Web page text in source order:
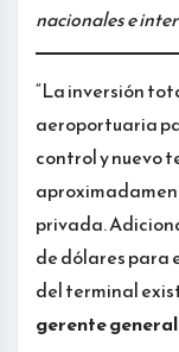
nacionales e
“La inversión
aeroportuaria
control y nuevo
privada.
de dólares para
del terminal
gerente